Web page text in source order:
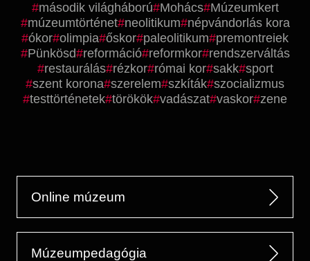
második világháború Mohács Múzeumkert
múzeumtörténet neolitikum népvándorlás kora
ókor olimpia őskor paleolitikum premontreiek
Pünkösd reformáció reformkor rendszerváltás
restaurálás rézkor római kor sakk sport
szent korona szerelem szkíták szocializmus
testtörténetek törökök vadászat vaskor zene
Online múzeum
Múzeumpedagógia